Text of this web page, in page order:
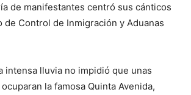
de manifestantes centró sus cánticos
de Control de Inmigración y Aduanas
intensa lluvia no impidió que unas
la famosa Quinta Avenida,